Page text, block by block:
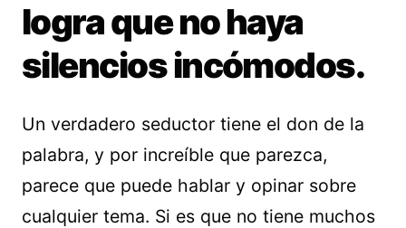
logra que no haya
silencios incómodos.
Un verdadero seductor tiene el don de la
palabra, y por increíble que parezca,
parece que puede hablar y opinar sobre
cualquier tema. Si es que no tiene muchos